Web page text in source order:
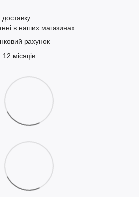
в наших магазинах
рахунок
місяців.